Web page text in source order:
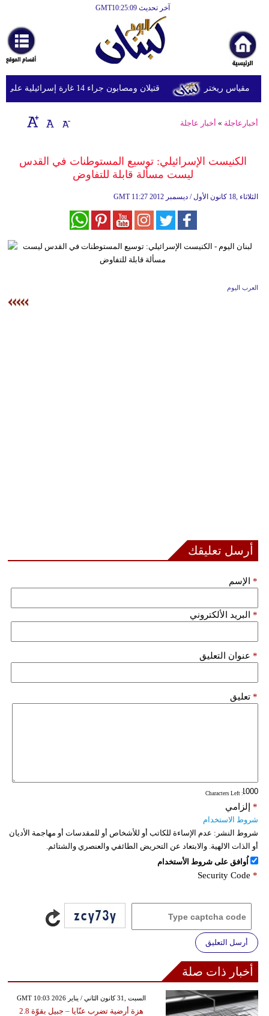
آخر تحديث GMT10:25:09
أخبارعاجلة
رياضة
ثقافة
إقتصاد
وموسيقى
ديكور
قتيلان ومصابون جراء 14 غارة إسرائيلية على شرق وجنوب لبنان
أخبارعاجلة » أخبار عاجلة
الكنيست الإسرائيلي: توسيع المستوطنات في القدس
ليست مسألة قابلة للتفاوض
GMT 11:27 2012 الثلاثاء ,18 كانون الأول / ديسمبر
العرب اليوم
أرسل تعليقك
الإسم *
البريد الألكتروني *
عنوان التعليق *
تعليق *
: Characters Left
إلزامي *
شروط الاستخدام
شروط النشر: عدم الإساءة للكاتب أو للأشخاص أو للمقدسات أو مهاجمة الأديان
أو الذات الالهية. والابتعاد عن التحريض الطائفي والعنصري والشتائم.
اُوافق على شروط الأستخدام
Security Code *
أرسل التعليق
أخبار ذات صلة
GMT 10:03 2026 السبت ,31 كانون الثاني / يناير
هزة أرضية تضرب عنّايا – جبيل بقوّة 2.8